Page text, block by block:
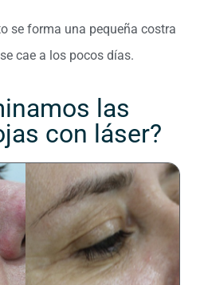
se forma una pequeña costra
cae a los pocos días.
las
con láser?